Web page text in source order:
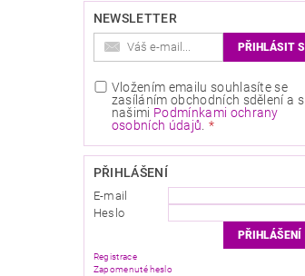
NEWSLETTER
Vložením emailu souhlasíte se
zasíláním obchodních sdělení a s
našimi Podmínkami ochrany
osobních údajů
PŘIHLÁŠENÍ
E-mail
Heslo
Registrace
Zapomenuté heslo